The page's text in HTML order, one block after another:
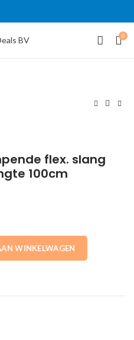
0
flex. slang
100cm
diameter 152mm lengte
WINKELWAGEN